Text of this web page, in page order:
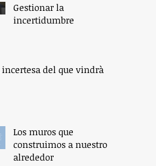
Gestionar la
incertidumbre
incertesa del que vindrà
Los muros que
construimos a nuestro
alrededor